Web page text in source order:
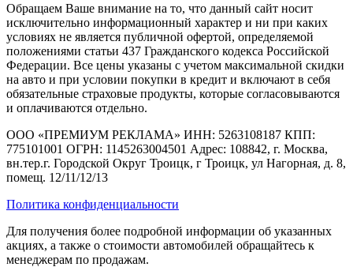
Обращаем Ваше внимание на то, что данный сайт носит
исключительно информационный характер и ни при каких
условиях не является публичной офертой, определяемой
положениями статьи 437 Гражданского кодекса Российской
Федерации. Все цены указаны с учетом максимальной скидки
на авто и при условии покупки в кредит и включают в себя
обязательные страховые продукты, которые согласовываются
и оплачиваются отдельно.
ООО «ПРЕМИУМ РЕКЛАМА» ИНН: 5263108187 КПП:
775101001 ОГРН: 1145263004501 Адрес: 108842, г. Москва,
вн.тер.г. Городской Округ Троицк, г Троицк, ул Нагорная, д. 8,
помещ. 12/11/12/13
Политика конфиденциальности
Для получения более подробной информации об указанных
акциях, а также о стоимости автомобилей обращайтесь к
менеджерам по продажам.